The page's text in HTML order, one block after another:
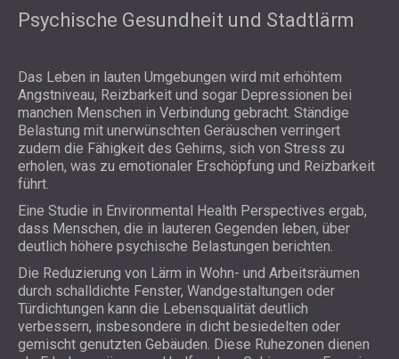
Psychische Gesundheit und Stadtlärm
Das Leben in lauten Umgebungen wird mit erhöhtem
Angstniveau, Reizbarkeit und sogar Depressionen bei
manchen Menschen in Verbindung gebracht. Ständige
Belastung mit unerwünschten Geräuschen verringert
zudem die Fähigkeit des Gehirns, sich von Stress zu
erholen, was zu emotionaler Erschöpfung und Reizbarkeit
führt.
Eine Studie in Environmental Health Perspectives ergab,
dass Menschen, die in lauteren Gegenden leben, über
deutlich höhere psychische Belastungen berichten.
Die Reduzierung von Lärm in Wohn- und Arbeitsräumen
durch schalldichte Fenster, Wandgestaltungen oder
Türdichtungen kann die Lebensqualität deutlich
verbessern, insbesondere in dicht besiedelten oder
gemischt genutzten Gebäuden. Diese Ruhezonen dienen